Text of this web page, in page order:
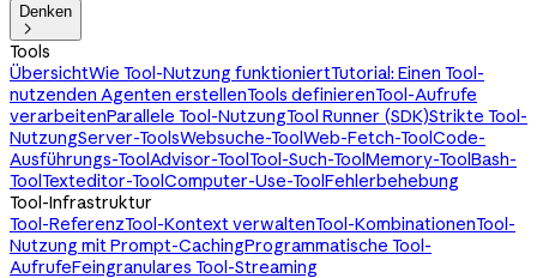
Denken

Tools
ÜbersichtWie Tool-Nutzung funktioniertTutorial: Einen Tool-
nutzenden Agenten erstellenTools definierenTool-Aufrufe
verarbeitenParallele Tool-NutzungTool Runner (SDK)Strikte Tool-
NutzungServer-ToolsWebsuche-ToolWeb-Fetch-ToolCode-
Ausführungs-ToolAdvisor-ToolTool-Such-ToolMemory-ToolBash-
ToolTexteditor-ToolComputer-Use-ToolFehlerbehebung
Tool-Infrastruktur
Tool-ReferenzTool-Kontext verwaltenTool-KombinationenTool-
Nutzung mit Prompt-CachingProgrammatische Tool-
AufrufeFeingranulares Tool-Streaming